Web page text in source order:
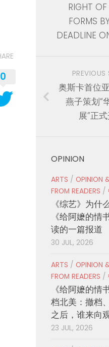
0
RIGHT OF
FORMS
DEADLINE
PREVIOUS
奥斯卡首位
燕子策划“
展”正
OPINION
ARTS / OPINION
FROM READERS /
《综艺》为什
《给阿嬷的情
读的一篇报道
30 JUL, 2026
ARTS / OPINION
FROM READERS /
《给阿嬷的情
档北美：撤档
之后，谁来向
23 JUL, 2026